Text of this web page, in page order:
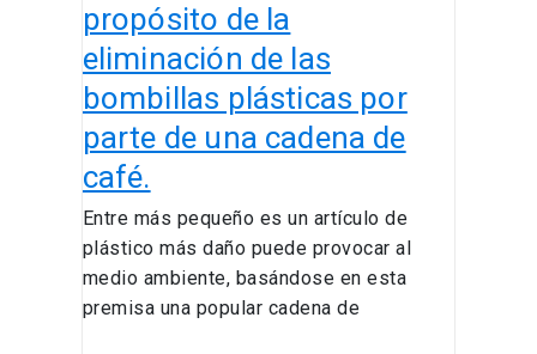
propósito de la
eliminación de las
bombillas plásticas por
parte de una cadena de
café.
Entre más pequeño es un artículo de
plástico más daño puede provocar al
medio ambiente, basándose en esta
premisa una popular cadena de
los
residuos
plásticos,
a
propósito
de
la
eliminación
de
las
bombillas